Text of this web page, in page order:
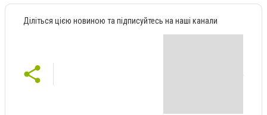
Діліться цією новиною та підписуйтесь на наші канали